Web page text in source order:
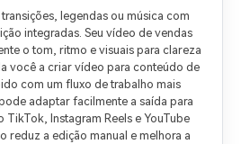
legendas ou música com
integradas. Seu vídeo de vendas
o tom, ritmo e visuais para clareza
você a criar vídeo para conteúdo de
com um fluxo de trabalho mais
adaptar facilmente a saída para
Instagram Reels e YouTube
reduz a edição manual e melhora a